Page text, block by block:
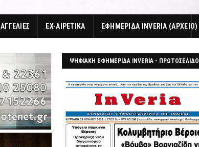
ΑΓΓΕΛΙΕΣ EX-ΑΙΡΕΤΙΚΑ ΕΦΗΜΕΡΙΔΑ INVERIA (ΑΡΧΕΙΟ)
ΨΗΦΙΑΚΗ ΕΦΗΜΕΡΙΔΑ INVERIA - ΠΡΩΤΟΣΕΛΙΔΟ